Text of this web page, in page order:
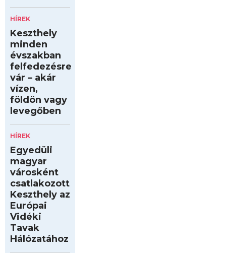
HÍREK
Keszthely
minden
évszakban
felfedezésre
vár – akár
vízen,
földön vagy
levegőben
HÍREK
Egyedüli
magyar
városként
csatlakozott
Keszthely az
Európai
Vidéki
Tavak
Hálózatához